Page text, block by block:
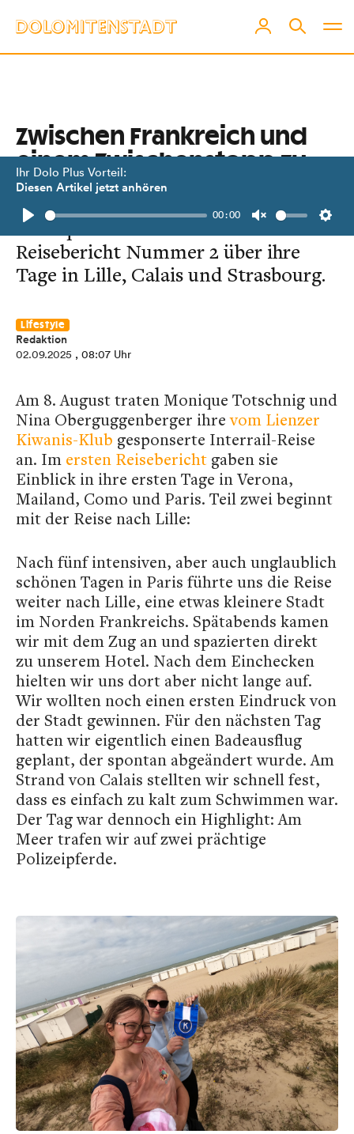
Ihr Dolo Plus Vorteil:
Diesen Artikel jetzt anhören
Play
00:00
Unmute
Zwischen Frankreich und
einem Zwischenstopp zu
Hause
Monique und Nina melden sich mit
Reisebericht Nummer 2 über ihre
Tage in Lille, Calais und Strasbourg.
Lifestyle
Redaktion
02.09.2025 , 08:07 Uhr
Am 8. August traten Monique Totschnig und
Nina Oberguggenberger ihrevom Lienzer
Kiwanis-Klub gesponserte Interrail-Reise
an. Im ersten Reisebericht gaben sie
Einblick in ihre ersten Tage in Verona,
Mailand, Como und Paris. Teil zwei beginnt
mit der Reise nach Lille:
Nach fünf intensiven, aber auch unglaublich
schönen Tagen in Paris führte uns die Reise
weiter nach Lille, eine etwas kleinere Stadt
im Norden Frankreichs. Spätabends kamen
wir mit dem Zug an und spazierten direkt
zu unserem Hotel. Nach dem Einchecken
hielten wir uns dort aber nicht lange auf.
Wir wollten noch einen ersten Eindruck von
der Stadt gewinnen. Für den nächsten Tag
hatten wir eigentlich einen Badeausflug
geplant, der spontan abgeändert wurde. Am
Strand von Calais stellten wir schnell fest,
dass es einfach zu kalt zum Schwimmen war.
Der Tag war dennoch ein Highlight: Am
Meer trafen wir auf zwei prächtige
Polizeipferde.